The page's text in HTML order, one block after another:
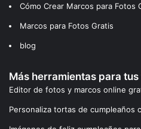
Cómo Crear Marcos para Fotos
Marcos para Fotos Gratis
blog
Más herramientas para
Editor de fotos y marcos online
Personaliza tortas de cumpleaños